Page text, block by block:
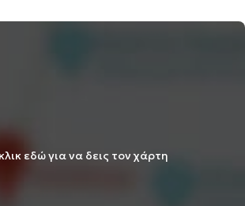
εδώ για να δεις τον χάρτη